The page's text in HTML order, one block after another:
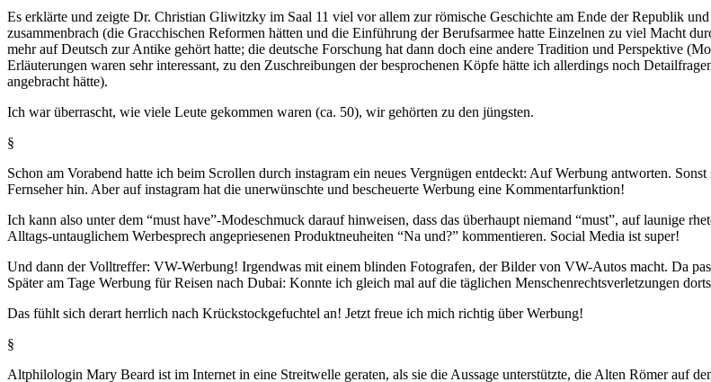
Es erklärte und zeigte Dr. Christian Gliwitzky im Saal 11 viel vor allem zur römische Geschichte am Ende der Republik
zusammenbrach (die Gracchischen Reformen hätten und die Einführung der Berufsarmee hatte Einzelnen zu viel Macht
mehr auf Deutsch zur Antike gehört hatte; die deutsche Forschung hat dann doch eine andere Tradition und Perspektive
Erläuterungen waren sehr interessant, zu den Zuschreibungen der besprochenen Köpfe hätte ich allerdings noch
angebracht hätte).
Ich war überrascht, wie viele Leute gekommen waren (ca. 50), wir gehörten zu den jüngsten.
§
Schon am Vorabend hatte ich beim Scrollen durch instagram ein neues Vergnügen entdeckt: Auf Werbung antworten.
Fernseher hin. Aber auf instagram hat die unerwünschte und bescheuerte Werbung eine Kommentarfunktion!
Ich kann also unter dem “must have”-Modeschmuck darauf hinweisen, dass das überhaupt niemand “must”, auf launige
Alltags-untauglichem Werbesprech angepriesenen Produktneuheiten “Na und?” kommentieren. Social Media ist super!
Und dann der Volltreffer: VW-Werbung! Irgendwas mit einem blinden Fotografen, der Bilder von VW-Autos macht. Da
Später am Tage Werbung für Reisen nach Dubai: Konnte ich gleich mal auf die täglichen Menschenrechtsverletzungen
Das fühlt sich derart herrlich nach Krückstockgefuchtel an! Jetzt freue ich mich richtig über Werbung!
§
Altphilologin Mary Beard ist im Internet in eine Streitwelle geraten, als sie die Aussage unterstützte, die Alten Römer auf